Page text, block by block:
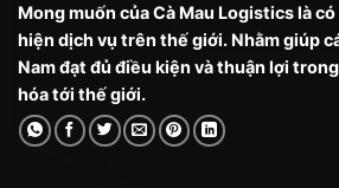
Mong muốn của Cà Mau Logistics là
hiện dịch vụ trên thế giới. Nhằm giúp
Nam đạt đủ điều kiện và thuận lợi
hóa tới thế giới.